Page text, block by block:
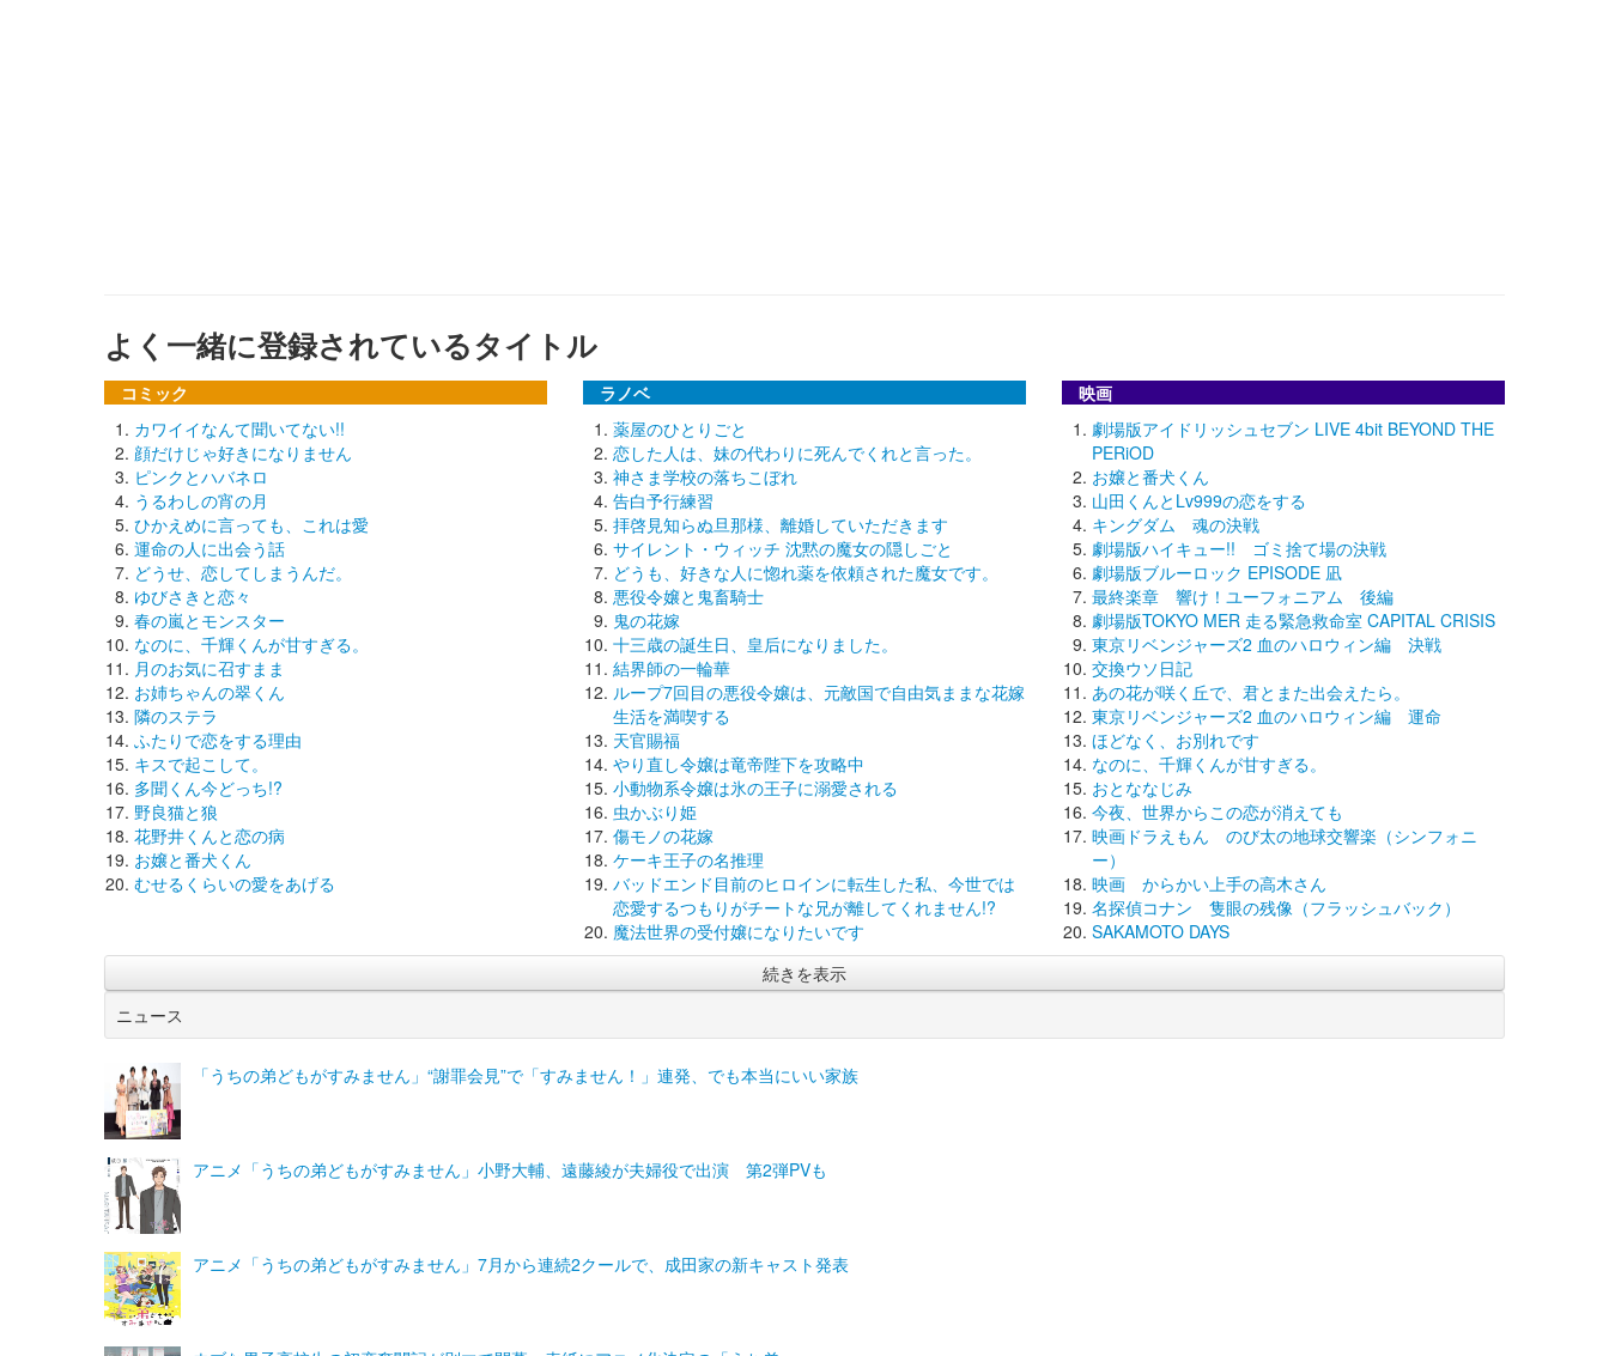
よく一緒に登録されているタイトル
コミック
カワイイなんて聞いてない!!
顔だけじゃ好きになりません
ピンクとハバネロ
うるわしの宵の月
ひかえめに言っても、これは愛
運命の人に出会う話
どうせ、恋してしまうんだ。
ゆびさきと恋々
春の嵐とモンスター
なのに、千輝くんが甘すぎる。
月のお気に召すまま
お姉ちゃんの翠くん
隣のステラ
ふたりで恋をする理由
キスで起こして。
多聞くん今どっち!?
野良猫と狼
花野井くんと恋の病
お嬢と番犬くん
むせるくらいの愛をあげる
ラノベ
薬屋のひとりごと
恋した人は、妹の代わりに死んでくれと言った。
神さま学校の落ちこぼれ
告白予行練習
拝啓見知らぬ旦那様、離婚していただきます
サイレント・ウィッチ 沈黙の魔女の隠しごと
どうも、好きな人に惚れ薬を依頼された魔女です。
悪役令嬢と鬼畜騎士
鬼の花嫁
十三歳の誕生日、皇后になりました。
結界師の一輪華
ループ7回目の悪役令嬢は、元敵国で自由気ままな花嫁
生活を満喫する
天官賜福
やり直し令嬢は竜帝陛下を攻略中
小動物系令嬢は氷の王子に溺愛される
虫かぶり姫
傷モノの花嫁
ケーキ王子の名推理
バッドエンド目前のヒロインに転生した私、今世では
恋愛するつもりがチートな兄が離してくれません!?
魔法世界の受付嬢になりたいです
映画
劇場版アイドリッシュセブン LIVE 4bit BEYOND THE
PERiOD
お嬢と番犬くん
山田くんとLv999の恋をする
キングダム 魂の決戦
劇場版ハイキュー!! ゴミ捨て場の決戦
劇場版ブルーロック EPISODE 凪
最終楽章 響け！ユーフォニアム 後編
劇場版TOKYO MER 走る緊急救命室 CAPITAL CRISIS
東京リベンジャーズ2 血のハロウィン編 決戦
交換ウソ日記
あの花が咲く丘で、君とまた出会えたら。
東京リベンジャーズ2 血のハロウィン編 運命
ほどなく、お別れです
なのに、千輝くんが甘すぎる。
おとななじみ
今夜、世界からこの恋が消えても
映画ドラえもん のび太の地球交響楽（シンフォニ
ー）
映画 からかい上手の高木さん
名探偵コナン 隻眼の残像（フラッシュバック）
SAKAMOTO DAYS
続きを表示
ニュース
「うちの弟どもがすみません」“謝罪会見”で「すみません！」連発、でも本当にいい家族
アニメ「うちの弟どもがすみません」小野大輔、遠藤綾が夫婦役で出演 第2弾PVも
アニメ「うちの弟どもがすみません」7月から連続2クールで、成田家の新キャスト発表